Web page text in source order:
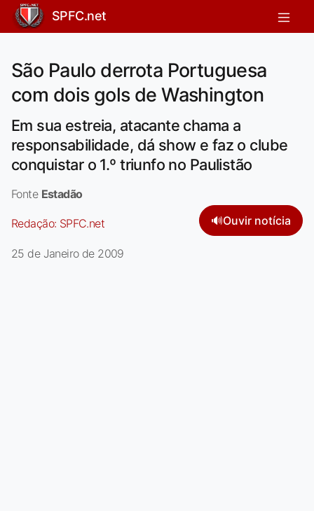
SPFC.net
São Paulo derrota Portuguesa
com dois gols de Washington
Em sua estreia, atacante chama a
responsabilidade, dá show e faz o clube
conquistar o 1.º triunfo no Paulistão
Fonte Estadão
Redação: SPFC.net 🔊Ouvir notícia
25 de Janeiro de 2009